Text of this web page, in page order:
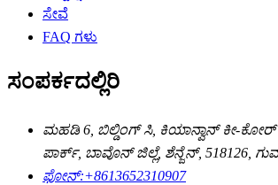
ಸೇವೆ
FAQ ಗಳು
ಸಂಪರ್ಕದಲ್ಲಿರಿ
ಮಹಡಿ 6, ಬಿಲ್ಡಿಂಗ್ ಸಿ, ಕಿಯಾನ್ವಾನ್ ಕೀ-
ಪಾರ್ಕ್, ಬಾವೊನ್ ಜಿಲ್ಲೆ, ಶೆನ್ಜೆನ್, 518126,
ಫೋನ್:+8613652310907